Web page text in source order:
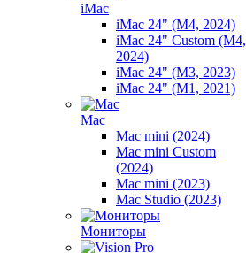
iMac
iMac 24" (M4, 2024)
iMac 24" Custom (M4,
2024)
iMac 24" (M3, 2023)
iMac 24" (M1, 2021)
Mac
Mac mini (2024)
Mac mini Custom
(2024)
Mac mini (2023)
Mac Studio (2023)
Мониторы